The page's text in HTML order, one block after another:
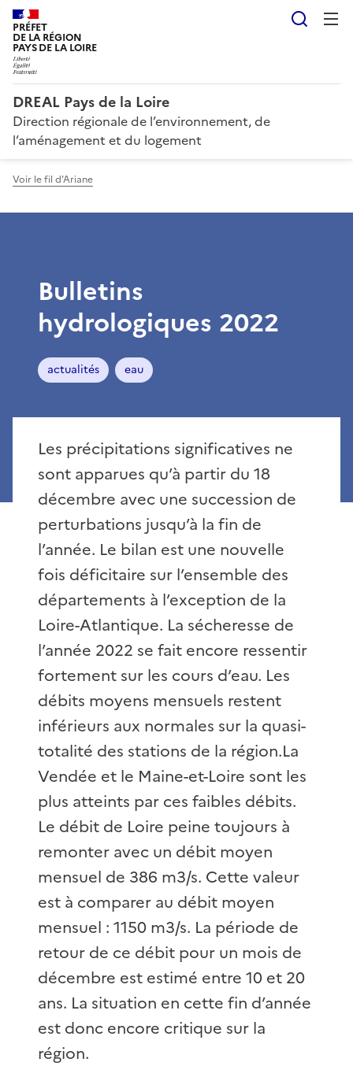
PRÉFET
DE LA RÉGION
PAYS DE LA LOIRE
DREAL Pays de la Loire
Direction régionale de l’environnement, de
l’aménagement et du logement
Voir le fil d'Ariane
Bulletins
hydrologiques 2022
actualités eau
Les précipitations significatives ne
sont apparues qu’à partir du 18
décembre avec une succession de
perturbations jusqu’à la fin de
l’année. Le bilan est une nouvelle
fois déficitaire sur l’ensemble des
départements à l’exception de la
Loire-Atlantique. La sécheresse de
l’année 2022 se fait encore ressentir
fortement sur les cours d’eau. Les
débits moyens mensuels restent
inférieurs aux normales sur la quasi-
totalité des stations de la région.La
Vendée et le Maine-et-Loire sont les
plus atteints par ces faibles débits.
Le débit de Loire peine toujours à
remonter avec un débit moyen
mensuel de 386 m3/s. Cette valeur
est à comparer au débit moyen
mensuel : 1150 m3/s. La période de
retour de ce débit pour un mois de
décembre est estimé entre 10 et 20
ans. La situation en cette fin d’année
est donc encore critique sur la
région.